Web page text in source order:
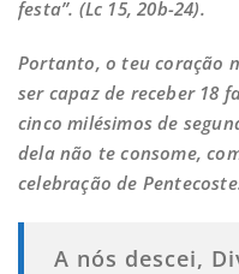
festa”. (Lc 15, 20b-24).
Portanto, o teu coração
ser capaz de receber 18
cinco milésimos de
dela não te consome,
celebração de
A nós descei,